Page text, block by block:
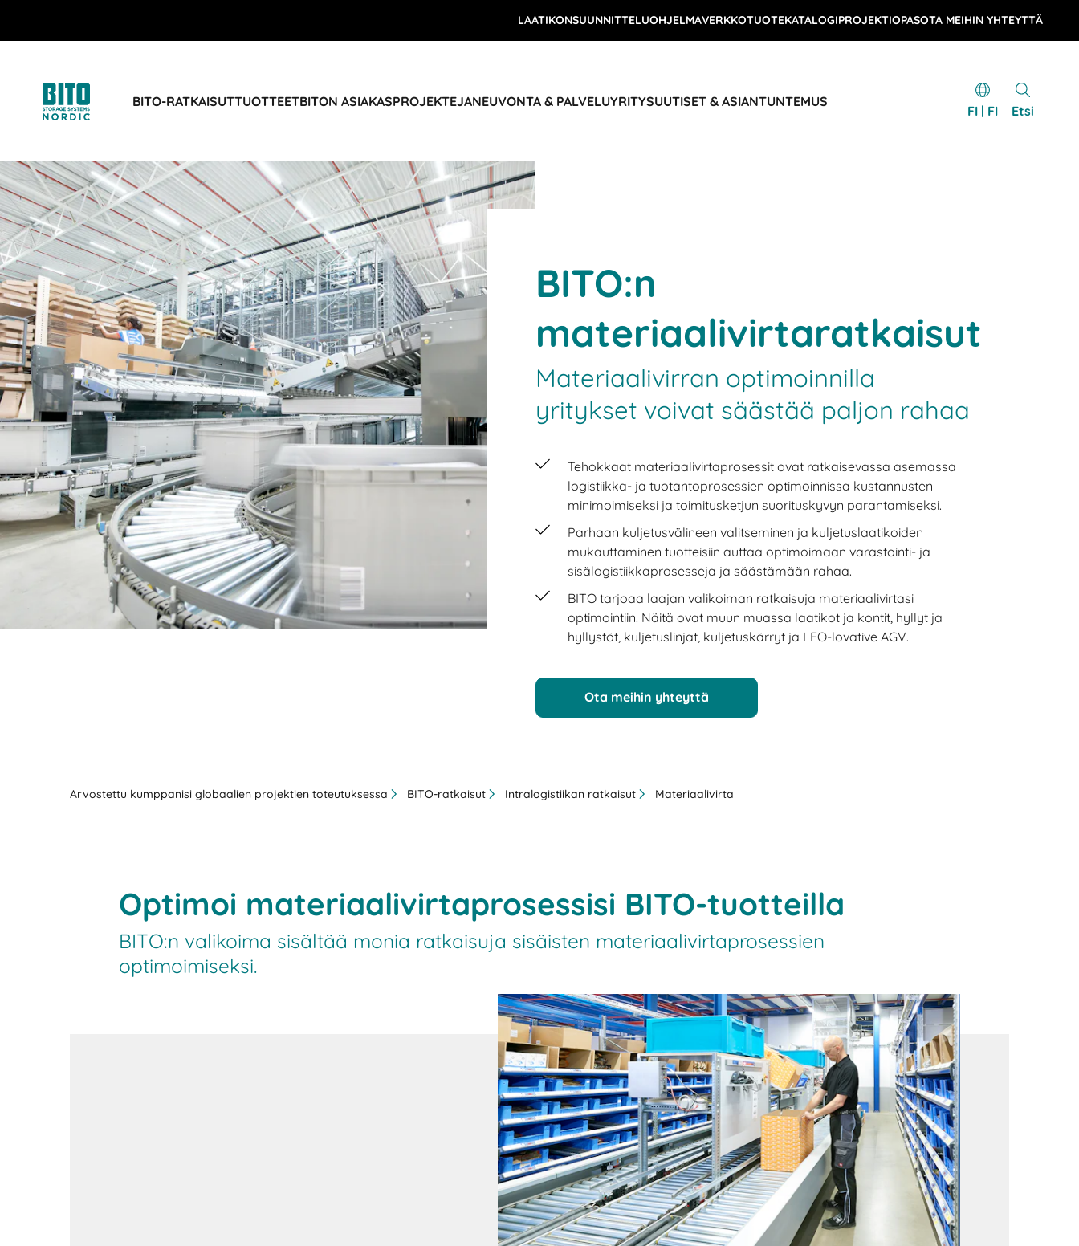
LAATIKONSUUNNITTELUOHJELMAVERKKOTUOTEKATALOGIPROJEKTIOPASOTA MEIHIN YHTEYTTÄ
BITO-RATKAISUTTUOTTEETBITON ASIAKASPROJEKTEJANEUVONTA & PALVELUYRITYSUUTISET & ASIANTUNTEMUS
FI | FI Etsi
BIT O
BITO:n
materiaalivirtaratkaisut
Materiaalivirran optimoinnilla
yritykset voivat säästää paljon rahaa
Tehokkaat materiaalivirtaprosessit ovat ratkaisevassa asemassa
logistiikka- ja tuotantoprosessien optimoinnissa kustannusten
minimoimiseksi ja toimitusketjun suorituskyvyn parantamiseksi.
Parhaan kuljetusvälineen valitseminen ja kuljetuslaatikoiden
mukauttaminen tuotteisiin auttaa optimoimaan varastointi- ja
sisälogistiikkaprosesseja ja säästämään rahaa.
BITO tarjoaa laajan valikoiman ratkaisuja materiaalivirtasi
optimointiin. Näitä ovat muun muassa laatikot ja kontit, hyllyt ja
hyllystöt, kuljetuslinjat, kuljetuskärryt ja LEO-lovative AGV.
Ota meihin yhteyttä
Arvostettu kumppanisi globaalien projektien toteutuksessa BITO-ratkaisut Intralogistiikan ratkaisut Materiaalivirta
Optimoi materiaalivirtaprosessisi BITO-tuotteilla
BITO:n valikoima sisältää monia ratkaisuja sisäisten materiaalivirtaprosessien
optimoimiseksi.